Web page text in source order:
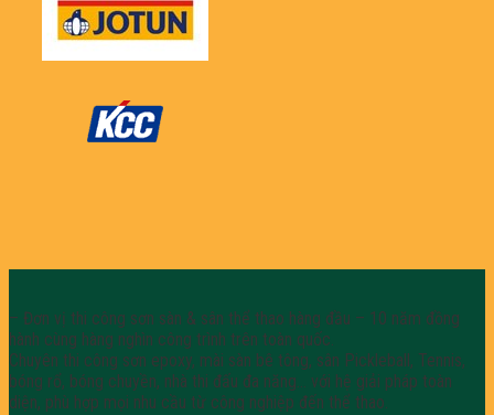
– Đơn vị thi công sơn sàn & sân thể thao hàng đầu – 10 năm đồng
hành cùng hàng nghìn công trình trên toàn quốc.
Chuyên thi công sơn epoxy, mài sàn bê tông, sân Pickleball, Tennis,
bóng rổ, bóng chuyền, nhà thi đấu đa năng… với hệ giải pháp toàn
diện, phù hợp mọi nhu cầu từ công nghiệp đến thể thao.